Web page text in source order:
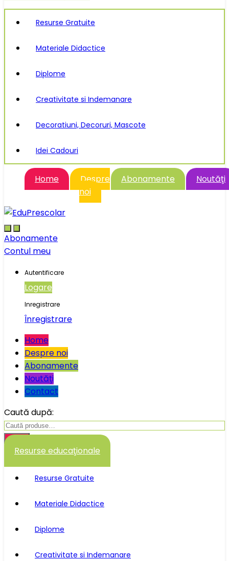
Resurse Gratuite
Materiale Didactice
Diplome
Creativitate si Indemanare
Decoratiuni, Decoruri, Mascote
Idei Cadouri
Home
Despre
noi
Abonamente Noutăţi
Abonamente
Contul meu
Autentificare
Logare
Inregistrare
Înregistrare
Home
Despre noi
Abonamente
Noutăţi
Contact
Caută după:
Caută
Resurse educaţionale
Resurse Gratuite
Materiale Didactice
Diplome
Creativitate si Indemanare